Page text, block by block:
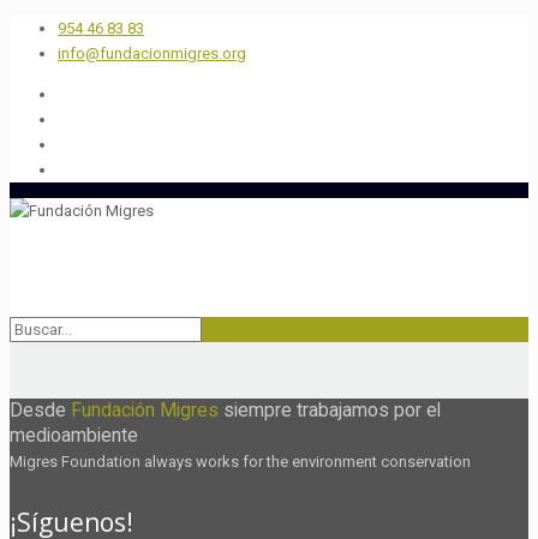
954 46 83 83
info@fundacionmigres.org
Desde Fundación Migres siempre trabajamos por el
medioambiente
Migres Foundation always works for the environment conservation
¡Síguenos!